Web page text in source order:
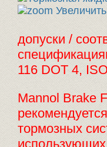
допуски /
116 DOT 4,
Mannol Brake
тормозных
использующих